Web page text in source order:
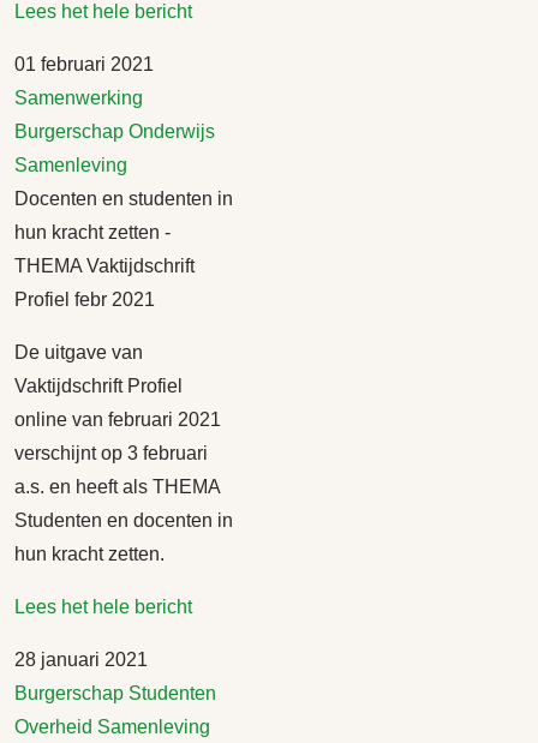
Lees het hele bericht
01 februari 2021
Samenwerking
Burgerschap Onderwijs
Samenleving
Docenten en studenten in
hun kracht zetten -
THEMA Vaktijdschrift
Profiel febr 2021
De uitgave van
Vaktijdschrift Profiel
online van februari 2021
verschijnt op 3 februari
a.s. en heeft als THEMA
Studenten en docenten in
hun kracht zetten.
Lees het hele bericht
28 januari 2021
Burgerschap Studenten
Overheid Samenleving